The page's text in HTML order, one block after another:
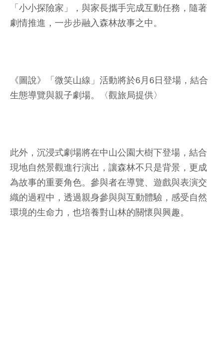
「小小探險家」，與家長攜手完成互動任務，隨著
劇情推進，一步步融入森林故事之中。
《圖說》「微笑山線」活動將於6月6日登場，結合
生態導覽與親子劇場。〈觀旅局提供〉
此外，沉浸式劇場將在中山公園大樹下登場，結合
現地自然景觀進行演出，讓森林不只是背景，更成
為故事的重要角色。參與者在導覽、遊戲與表演交
織的過程中，透過親身參與與互動體驗，感受自然
環境的生命力，也培養對山林的關懷與興趣。